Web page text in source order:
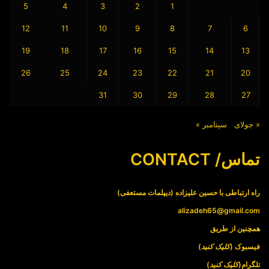
1
2
3
4
5
6
7
8
9
10
11
12
13
14
15
16
17
18
19
20
21
22
23
24
25
26
27
28
29
30
31
« جولای سپتامبر »
تماس/ CONTACT
راه ارتباطی با حسین علیزاده (دیپلمات مستعفی)
alizadeh65@gmail.com
همچنین از طریق
فیسبوک (کلیک کنید)
تلگرام(کلیک کنید)